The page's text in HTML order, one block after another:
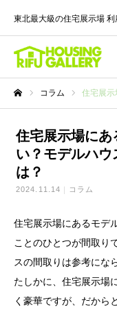
東北最大級の住宅展示場
コラム 住宅展示場に
住宅展示場にあ
い？モデルハウ
は？
2024.11.14 コラム
住宅展示場にあるモデ
ことのひとつが間取り
スの間取りは参考にな
たしかに、住宅展示場
く豪華ですが、だから